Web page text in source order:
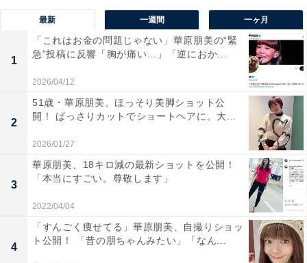
最新 一週間 一ヶ月
1
「これはお金の問題じゃない」華原朋美の“緊
急”投稿に反響「胸が痛い…」「逆におか...
2026/04/12
2
51歳・華原朋美、ほっそり美脚ショット公
開！ ばっさりカットでショートヘアに。大...
2026/01/27
3
華原朋美、18キロ減の最新ショットを公開！
「本当にすごい。尊敬します」
2022/04/04
4
「すんごく痩せてる」華原朋美、自撮りショッ
ト公開！ 「昔の朋ちゃんみたい」「なん...